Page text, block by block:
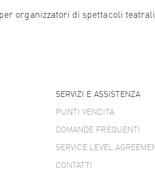
per organizzatori di spettacoli
SERVIZI E ASSISTENZA
PUNTI VENDITA
DOMANDE FREQUENTI
SERVICE LEVEL
CONTATTI